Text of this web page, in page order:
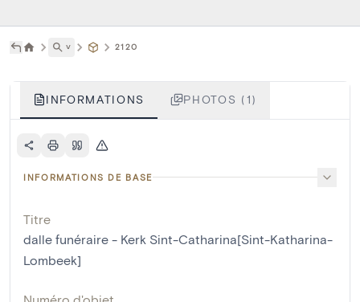
˅ 2120
INFORMATIONS PHOTOS (1)
INFORMATIONS DE BASE
Titre
dalle funéraire - Kerk Sint-Catharina[Sint-Katharina-
Lombeek]